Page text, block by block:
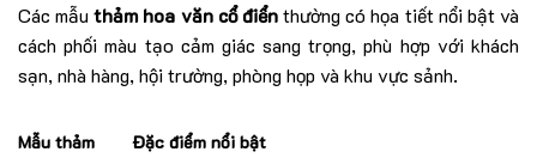
Các mẫuthảm hoa văn cổ điểnthường có họa tiết nổi bật và
cách phối màu tạo cảm giác sang trọng, phù hợp với khách
sạn, nhà hàng, hội trường, phòng họp và khu vực sảnh.
Mẫu thảm Đặc điểm nổi bật